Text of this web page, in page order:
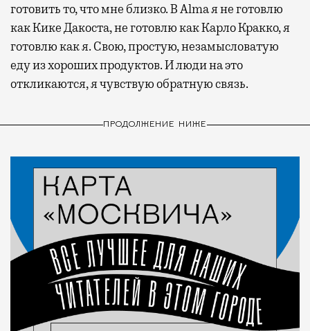
готовить то, что мне близко. В Alma я не готовлю
как Кике Дакоста, не готовлю как Карло Кракко, я
готовлю как я. Свою, простую, незамысловатую
еду из хороших продуктов. И люди на это
откликаются, я чувствую обратную связь.
ПРОДОЛЖЕНИЕ НИЖЕ